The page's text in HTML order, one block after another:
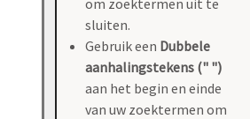
sluiten.
Gebruik een Dubbele
aanhalingstekens (" ")
aan het begin en einde
van uw zoektermen om